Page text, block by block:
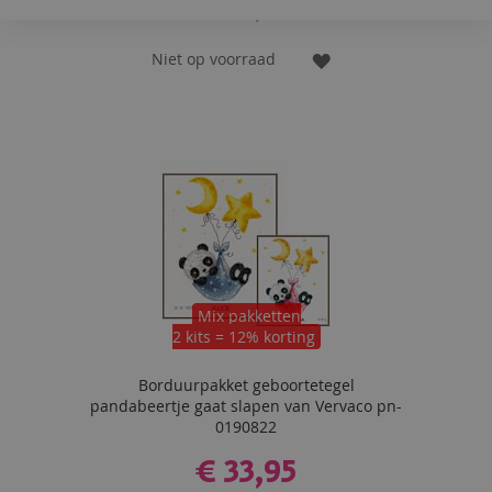
Niet op voorraad
VOEG
Mix pakketten
2 kits = 12% korting
Borduurpakket geboortetegel
pandabeertje gaat slapen van Vervaco pn-
0190822
€ 33,95